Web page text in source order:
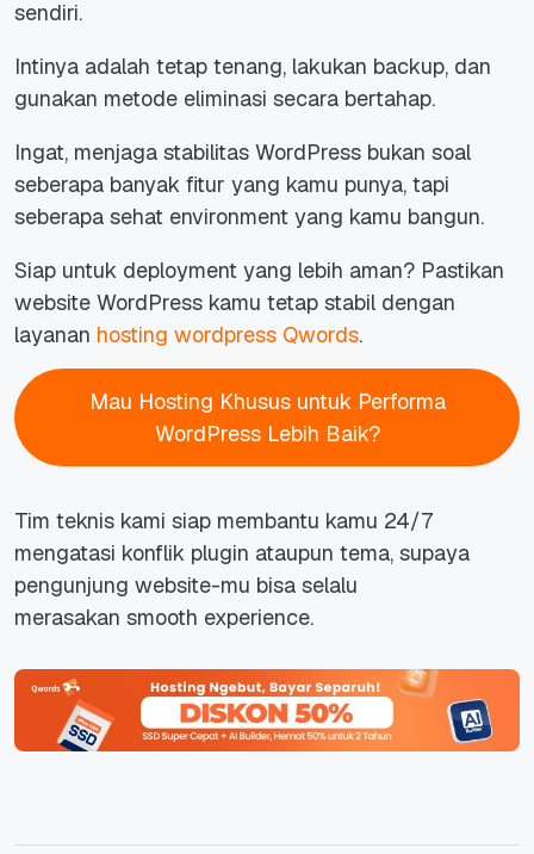
sendiri.
Intinya adalah tetap tenang, lakukan backup, dan
gunakan metode eliminasi secara bertahap.
Ingat, menjaga stabilitas WordPress bukan soal
seberapa banyak fitur yang kamu punya, tapi
seberapa sehat environment yang kamu bangun.
Siap untuk deployment yang lebih aman? Pastikan
website WordPress kamu tetap stabil dengan
layanan hosting wordpress Qwords.
Mau Hosting Khusus untuk Performa
WordPress Lebih Baik?
Tim teknis kami siap membantu kamu 24/7
mengatasi konflik plugin ataupun tema, supaya
pengunjung website-mu bisa selalu
merasakan smooth experience.